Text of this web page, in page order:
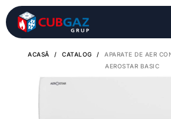
ACASĂ / CATALOG /
APARATE DE AER
AEROSTAR BASIC